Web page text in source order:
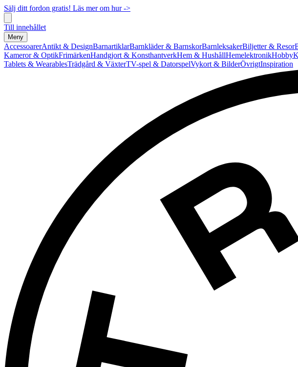
Sälj ditt fordon gratis! Läs mer om hur ->
Till innehållet
Meny
AccessoarerAntikt & DesignBarnartiklarBarnkläder & BarnskorBarnleksakerBiljetter & Resor
Kameror & OptikFrimärkenHandgjort & KonsthantverkHem & HushållHemelektronikHobby
Tablets & WearablesTrädgård & VäxterTV-spel & DatorspelVykort & BilderÖvrigtInspiration